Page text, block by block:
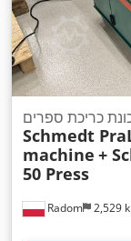
Radom 2,529
כריכת ספרים
Schmedt
machine +
50 Press